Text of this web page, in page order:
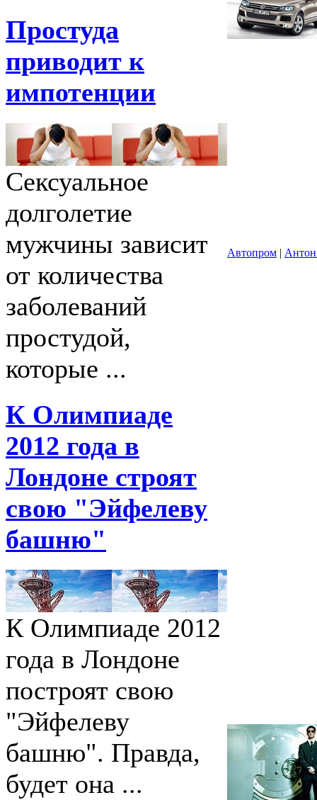
Простуда
приводит к
импотенции
Сексуальное
долголетие
мужчины зависит
от количества
заболеваний
простудой,
которые ...
К Олимпиаде
2012 года в
Лондоне строят
свою "Эйфелеву
башню"
К Олимпиаде 2012
года в Лондоне
построят свою
"Эйфелеву
башню". Правда,
будет она ...
Автопром |